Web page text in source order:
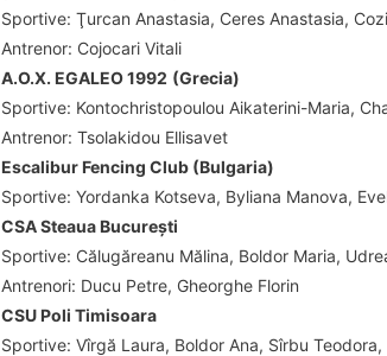
Sportive: Ţurcan Anastasia, Ceres Anastasia,
Antrenor: Cojocari Vitali
A.O.X. EGALEO 1992 (Grecia)
Sportive: Kontochristopoulou Aikaterini-Maria,
Antrenor: Tsolakidou Ellisavet
Escalibur Fencing Club (Bulgaria)
Sportive: Yordanka Kotseva, Byliana Manova,
CSA Steaua Bucureşti
Sportive: Călugăreanu Mălina, Boldor Maria,
Antrenori: Ducu Petre, Gheorghe Florin
CSU Poli Timisoara
Sportive: Vîrgă Laura, Boldor Ana, Sîrbu